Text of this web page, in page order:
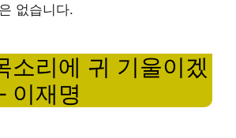
없습니다.
소리에 귀 기울이겠
이재명